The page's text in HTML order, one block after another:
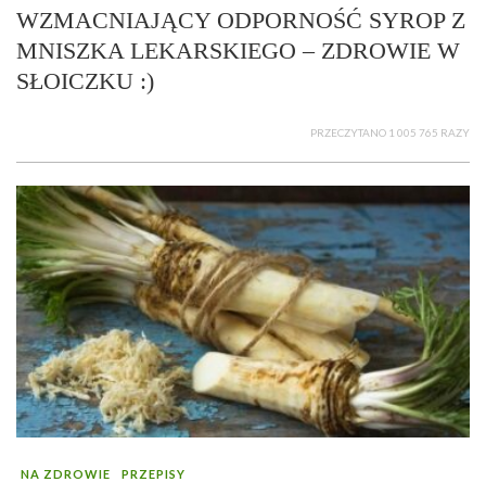
WZMACNIAJĄCY ODPORNOŚĆ SYROP Z
MNISZKA LEKARSKIEGO – ZDROWIE W
SŁOICZKU :)
PRZECZYTANO 1 005 765 RAZY
NA ZDROWIE PRZEPISY